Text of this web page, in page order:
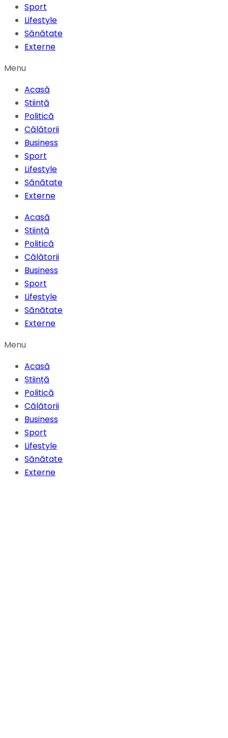
Sport
Lifestyle
Sănătate
Externe
Menu
Acasă
Știință
Politică
Călătorii
Business
Sport
Lifestyle
Sănătate
Externe
Acasă
Știință
Politică
Călătorii
Business
Sport
Lifestyle
Sănătate
Externe
Menu
Acasă
Știință
Politică
Călătorii
Business
Sport
Lifestyle
Sănătate
Externe